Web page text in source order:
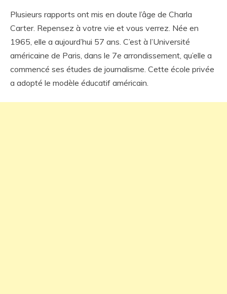
Plusieurs rapports ont mis en doute l’âge de Charla
Carter. Repensez à votre vie et vous verrez. Née en
1965, elle a aujourd’hui 57 ans. C’est à l’Université
américaine de Paris, dans le 7e arrondissement, qu’elle a
commencé ses études de journalisme. Cette école privée
a adopté le modèle éducatif américain.